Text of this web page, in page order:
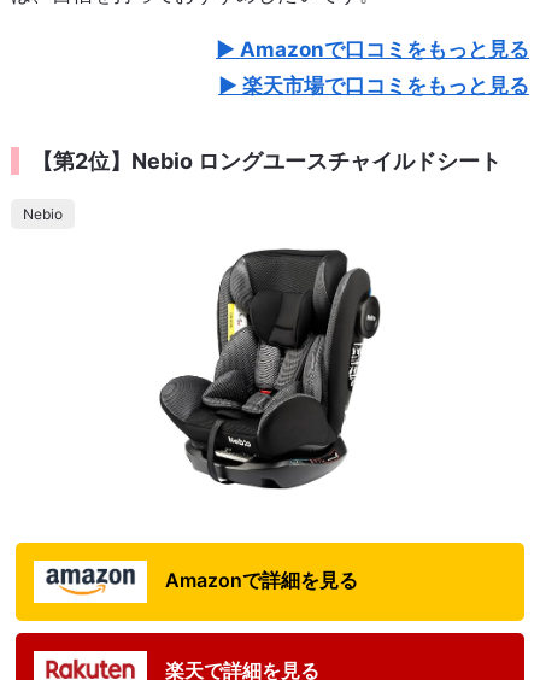
Amazonで口コミをもっと見る
楽天市場で口コミをもっと見る
【第2位】Nebio ロングユースチャイルドシート
Nebio
Amazonで詳細を見る
楽天で詳細を見る